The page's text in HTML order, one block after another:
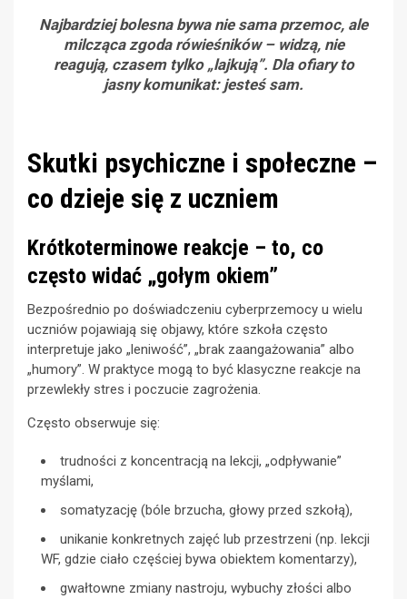
Najbardziej bolesna bywa nie sama przemoc, ale
milcząca zgoda rówieśników – widzą, nie
reagują, czasem tylko „lajkują”. Dla ofiary to
jasny komunikat: jesteś sam.
Skutki psychiczne i społeczne –
co dzieje się z uczniem
Krótkoterminowe reakcje – to, co
często widać „gołym okiem”
Bezpośrednio po doświadczeniu cyberprzemocy u wielu
uczniów pojawiają się objawy, które szkoła często
interpretuje jako „leniwość”, „brak zaangażowania” albo
„humory”. W praktyce mogą to być klasyczne reakcje na
przewlekły stres i poczucie zagrożenia.
Często obserwuje się:
trudności z koncentracją na lekcji, „odpływanie”
myślami,
somatyzację (bóle brzucha, głowy przed szkołą),
unikanie konkretnych zajęć lub przestrzeni (np. lekcji
WF, gdzie ciało częściej bywa obiektem komentarzy),
gwałtowne zmiany nastroju, wybuchy złości albo